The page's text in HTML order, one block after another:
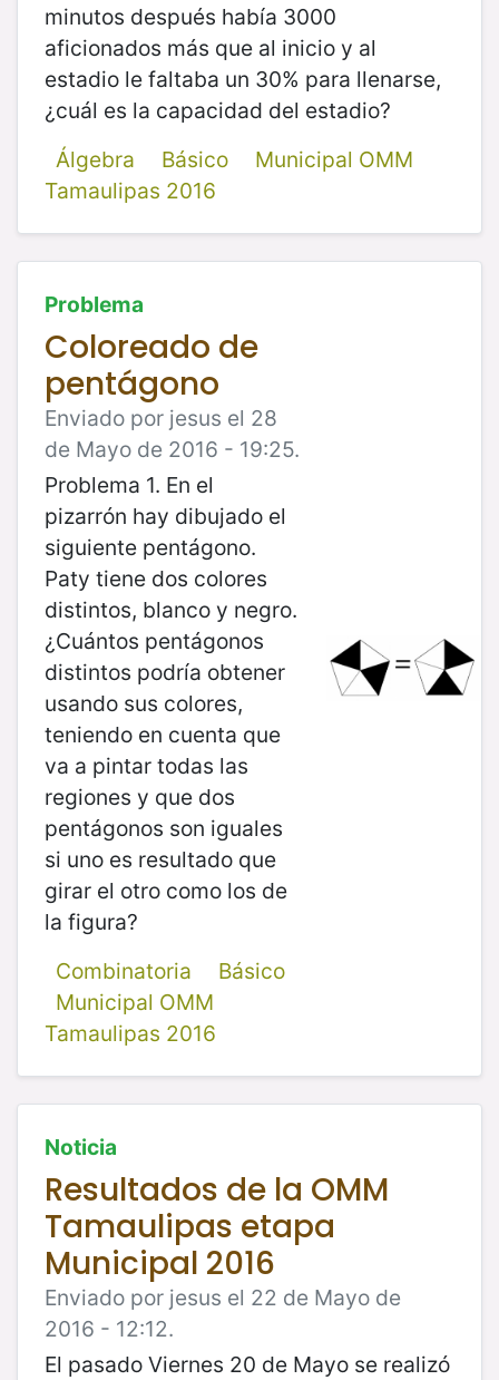
minutos después había 3000
aficionados más que al inicio y al
estadio le faltaba un 30% para llenarse,
¿cuál es la capacidad del estadio?
Álgebra
Básico
Municipal OMM
Tamaulipas 2016
Problema
Coloreado de
pentágono
Enviado por jesus el 28
de Mayo de 2016 - 19:25.
Problema 1. En el
pizarrón hay dibujado el
siguiente pentágono.
Paty tiene dos colores
distintos, blanco y negro.
¿Cuántos pentágonos
distintos podría obtener
usando sus colores,
teniendo en cuenta que
va a pintar todas las
regiones y que dos
pentágonos son iguales
si uno es resultado que
girar el otro como los de
la figura?
Combinatoria
Básico
Municipal OMM
Tamaulipas 2016
Noticia
Resultados de la OMM
Tamaulipas etapa
Municipal 2016
Enviado por jesus el 22 de Mayo de
2016 - 12:12.
El pasado Viernes 20 de Mayo se realizó